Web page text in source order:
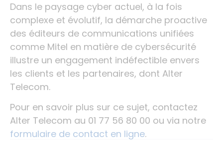
Dans le paysage cyber actuel, à la fois
complexe et évolutif, la démarche proactive
des éditeurs de communications unifiées
comme Mitel en matière de cybersécurité
illustre un engagement indéfectible envers
les clients et les partenaires, dont Alter
Telecom.
Pour en savoir plus sur ce sujet, contactez
Alter Telecom au 01 77 56 80 00 ou via notre
formulaire de contact en ligne.